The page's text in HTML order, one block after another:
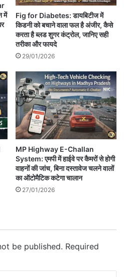
में
Fig for Diabetes: डायबिटीज में
किडनी को बचाने वाला फल है अंजीर, कैसे
करता है ब्लड शुगर कंट्रोल, जानिए सही
तरीका और फायदे
29/01/2026
MP Highway E-Challan
System: एमपी में हाईवे पर कैमरों से होगी
वाहनों की जांच, बिना दस्तावेज चलने वालों
का ऑटोमैटिक कटेगा चालान
27/01/2026
be published. Required